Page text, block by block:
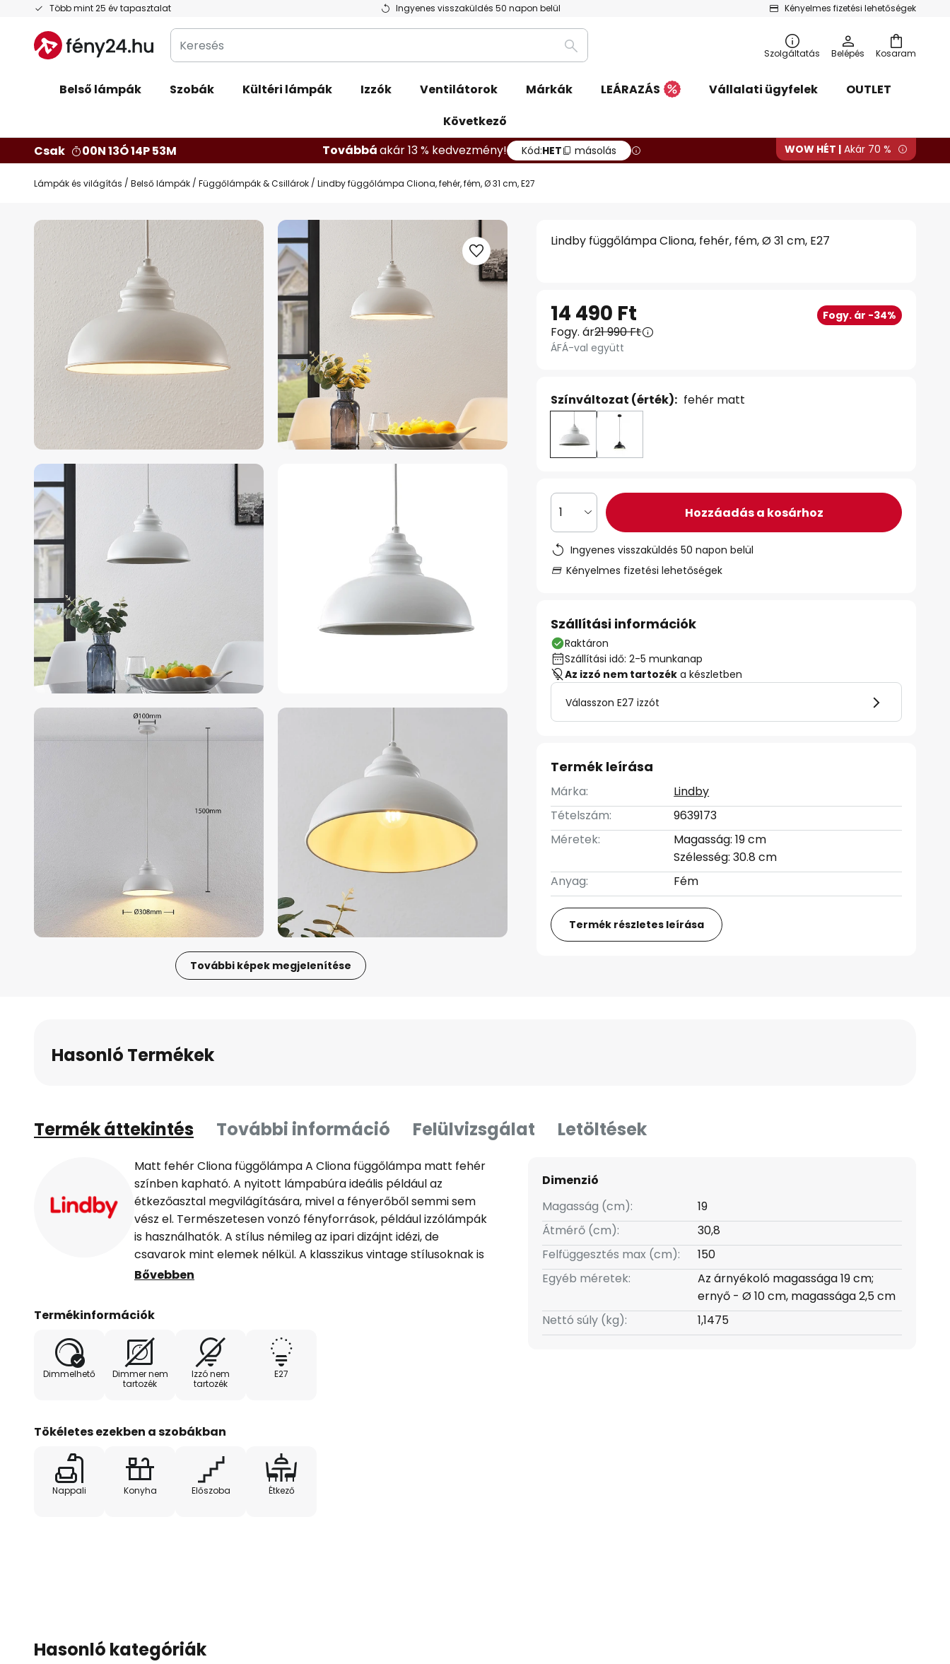
Több mint 25 év tapasztalat Ingyenes visszaküldés 50 napon belül Kényelmes fizetési lehetőségek
Ugrás
tartalomhoz
Kosaram
Keresés
Keresés
Szolgáltatás Belépés
Belső lámpák Szobák Kültéri lámpák Izzók Ventilátorok Márkák LEÁRAZÁS Vállalati ügyfelek
OUTLET
Következő
Csak
00N 13Ó 14P 52M Továbbáakár 13 % kedvezmény! Kód:HET másolás WOW HÉT | Akár 70 %
Lámpák és világítás Belső lámpák Függőlámpák & Csillárok Lindby függőlámpa Cliona, fehér, fém, Ø 31 cm, E27
Ugrás
a
képgaléria
végére
További képek megjelenítése
Lindby függőlámpa Cliona, fehér, fém, Ø 31 cm, E27
14 490 Ft Fogy. ár -34%
Fogy. ár21 990 Ft
ÁFÁ-val együtt
Színváltozat (érték): fehér matt
1 Hozzáadás a kosárhoz
Ingyenes visszaküldés 50 napon belül
Kényelmes fizetési lehetőségek
Szállítási információk
Raktáron
Szállítási idő: 2-5 munkanap
Az izzó nem tartozék a készletben
Válasszon E27 izzót
Termék leírása
Márka:
Lindby
Tételszám:
9639173
Méretek:
Magasság: 19 cm
Szélesség: 30.8 cm
Anyag:
Fém
Termék részletes leírása
Hasonló Termékek
Termék áttekintés További információ Felülvizsgálat Letöltések
Matt fehér Cliona függőlámpa A Cliona függőlámpa matt fehér
színben kapható. A nyitott lámpabúra ideális például az
étkezőasztal megvilágítására, mivel a fényerőből semmi sem
vész el. Természetesen vonzó fényforrások, például izzólámpák
is használhatók. A stílus némileg az ipari dizájnt idézi, de
csavarok mint elemek nélkül. A klasszikus vintage stílusoknak is
kedvez a Cliona függőlámpa, amely akár egy régebbi évtizedből
Bővebben
Termékinformációk
Dimmelhető
Dimmer nem
tartozék
Izzó nem
tartozék
E27
Tökéletes ezekben a szobákban
Nappali Konyha Előszoba Étkező
Dimenzió
Magasság (cm):
19
Átmérő (cm):
30,8
Felfüggesztés max (cm):
150
Egyéb méretek:
Az árnyékoló magassága 19 cm;
ernyő - Ø 10 cm, magassága 2,5 cm
Nettó súly (kg):
1,1475
Hasonló kategóriák